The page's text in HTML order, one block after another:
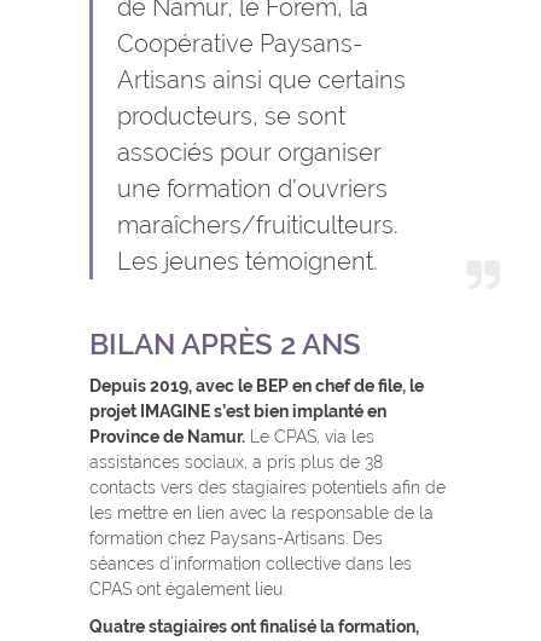
de Namur, le Forem, la
Coopérative Paysans-
Artisans ainsi que certains
producteurs, se sont
associés pour organiser
une formation d’ouvriers
maraîchers/fruiticulteurs.
Les jeunes témoignent.
BILAN APRÈS 2 ANS
Depuis 2019, avec le BEP en chef de file, le
projet IMAGINE s’est bien implanté en
Province de Namur. Le CPAS, via les
assistances sociaux, a pris plus de 38
contacts vers des stagiaires potentiels afin de
les mettre en lien avec la responsable de la
formation chez Paysans-Artisans. Des
séances d’information collective dans les
CPAS ont également lieu.
Quatre stagiaires ont finalisé la formation,